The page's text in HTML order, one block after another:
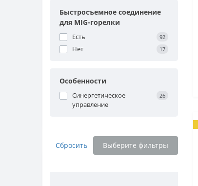
Быстросъемное соединение
для MIG-горелки
Есть 92
Нет 17
Особенности
Синергетическое
управление
26
Сбросить Выберите фильтры